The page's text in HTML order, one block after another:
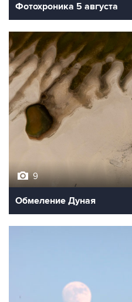
Фотохроника 5 августа
9
Обмеление Дуная